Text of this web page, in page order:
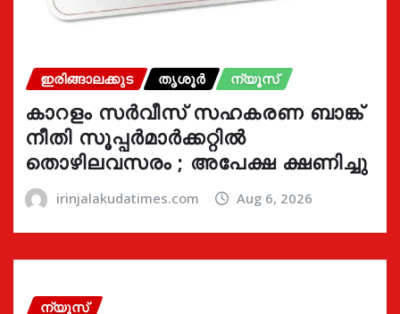
ഇരിങ്ങാലക്കുട തൃശൂർ ന്യൂസ്
കാറളം സർവീസ് സഹകരണ ബാങ്ക്
നീതി സൂപ്പർമാർക്കറ്റിൽ
തൊഴിലവസരം ; അപേക്ഷ ക്ഷണിച്ചു
irinjalakudatimes.com Aug 6, 2026
ന്യൂസ്